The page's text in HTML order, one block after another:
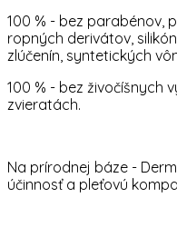
100 % - bez parabénov,
ropných derivátov,
zlúčenín, syntetických
100 % - bez živočíšnych
zvieratách.
Na prírodnej báze -
účinnosť a pleťovú